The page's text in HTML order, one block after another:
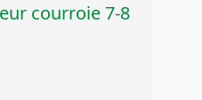
courroie 7-8